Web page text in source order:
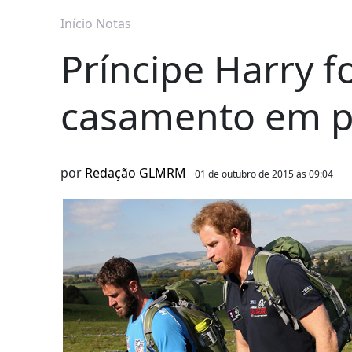
Início Notas
Príncipe Harry
casamento em
por Redação GLMRM 01 de outubro de 2015 às 09:04